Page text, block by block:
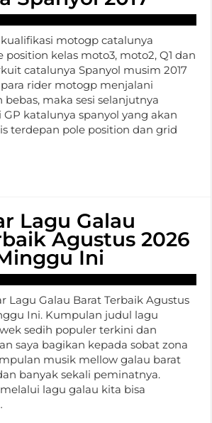
motogp catalunya
position kelas moto3, moto2, Q1 dan
catalunya Spanyol musim 2017
rider motogp menjalani
maka sesi selanjutnya
katalunya spanyol yang akan
terdepan pole position dan grid
Lagu Galau
Agustus 2026
Ini
Lagu Galau Barat Terbaik Agustus
Ini. Kumpulan judul lagu
sedih populer terkini dan
saya bagikan kepada sobat zona
musik mellow galau barat
banyak sekali peminatnya.
lagu galau kita bisa